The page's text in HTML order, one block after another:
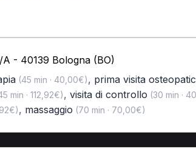
A - 40139 Bologna (BO)
(45 min · 40,00€), prima visita
min · 112,92€), visita di controllo (30 min ·
, massaggio (70 min · 70,00€)